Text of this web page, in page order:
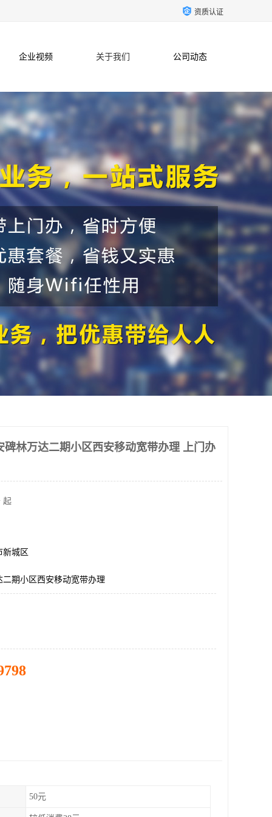
资质认证
企业视频 关于我们 公司动态
联系方式
碑林万达二期小区西安移动宽带办理 上门办
起
新城区
二期小区西安移动宽带办理
50元